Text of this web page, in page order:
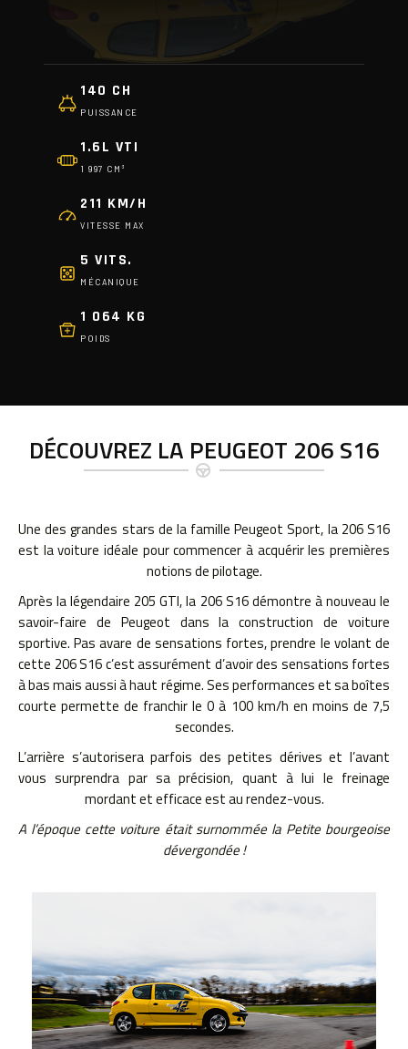
140 CH
PUISSANCE
1.6L VTI
1 997 CM³
211 KM/H
VITESSE MAX
5 VITS.
MÉCANIQUE
1 064 KG
POIDS
DÉCOUVREZ LA PEUGEOT 206 S16
Une des grandes stars de la famille Peugeot Sport, la 206 S16
est la voiture idéale pour commencer à acquérir les premières
notions de pilotage.
Après la légendaire 205 GTI, la 206 S16 démontre à nouveau le
savoir-faire de Peugeot dans la construction de voiture
sportive. Pas avare de sensations fortes, prendre le volant de
cette 206 S16 c’est assurément d’avoir des sensations fortes
à bas mais aussi à haut régime. Ses performances et sa boîtes
courte permette de franchir le 0 à 100 km/h en moins de 7,5
secondes.
L’arrière s’autorisera parfois des petites dérives et l’avant
vous surprendra par sa précision, quant à lui le freinage
mordant et efficace est au rendez-vous.
A l’époque cette voiture était surnommée la Petite bourgeoise
dévergondée !